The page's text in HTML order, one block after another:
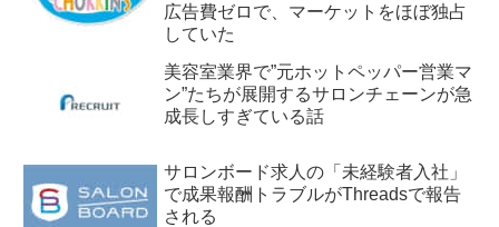
広告費ゼロで、マーケットをほぼ独占
していた
美容室業界で”元ホットペッパー営業マ
ン”たちが展開するサロンチェーンが急
成長しすぎている話
サロンボード求人の「未経験者入社」
で成果報酬トラブルがThreadsで報告
される